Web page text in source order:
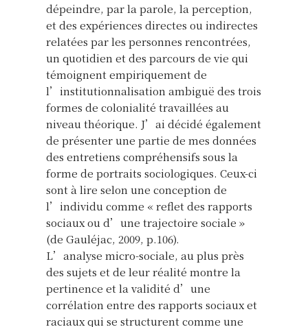
dépeindre, par la parole, la perception,
et des expériences directes ou indirectes
relatées par les personnes rencontrées,
un quotidien et des parcours de vie qui
témoignent empiriquement de
l’institutionnalisation ambiguë des trois
formes de colonialité travaillées au
niveau théorique. J’ai décidé également
de présenter une partie de mes données
des entretiens compréhensifs sous la
forme de portraits sociologiques. Ceux-ci
sont à lire selon une conception de
l’individu comme « reflet des rapports
sociaux ou d’une trajectoire sociale »
(de Gauléjac, 2009, p.106).
L’analyse micro-sociale, au plus près
des sujets et de leur réalité montre la
pertinence et la validité d’une
corrélation entre des rapports sociaux et
raciaux qui se structurent comme une